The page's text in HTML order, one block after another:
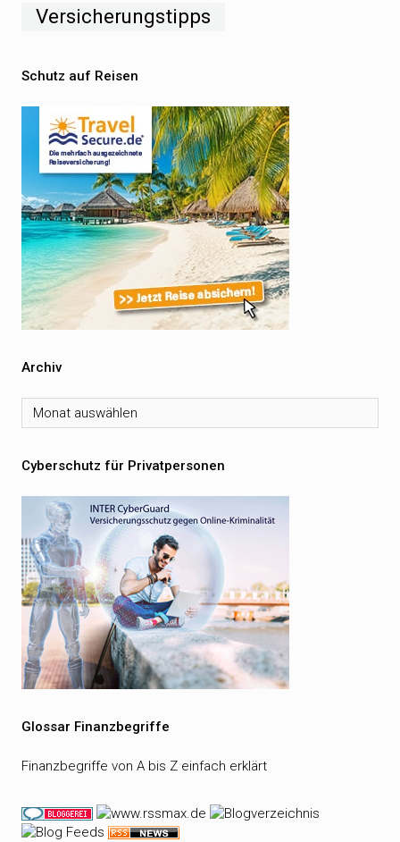
Versicherungstipps
Schutz auf Reisen
Archiv
Archiv
Cyberschutz für Privatpersonen
Glossar Finanzbegriffe
Finanzbegriffe von A bis Z einfach erklärt